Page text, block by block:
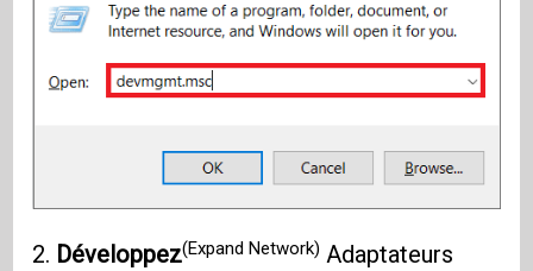
2. Développez(Expand Network) Adaptateurs